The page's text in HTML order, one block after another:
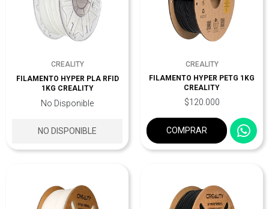
CREALITY
FILAMENTO HYPER PLA RFID
1KG CREALITY
No Disponible
NO DISPONIBLE
CREALITY
FILAMENTO HYPER PETG 1KG
CREALITY
$120.000
COMPRAR